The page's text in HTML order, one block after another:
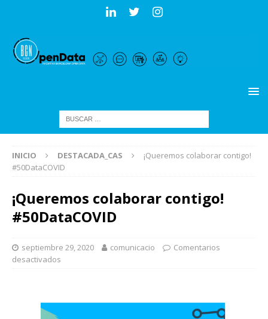
INICIO DESTACADA_CAS
¡Queremos colaborar contigo!
#50DataCOVID
¡Queremos colaborar contigo!
#50DataCOVID
septiembre 29, 2020 comunicacio
Comentarios
desactivados